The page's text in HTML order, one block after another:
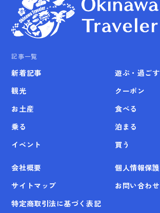
記事一覧
新着記事
観光
お土産
乗る
イベント
遊ぶ・過ごす
クーポン
食べる
泊まる
買う
会社概要
個人情報保護
サイトマップ
お問い合わせ
特定商取引法に基づく表記